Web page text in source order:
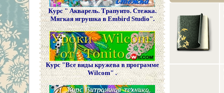
Курс " Акварель. Трапунто. Стежка.
Мягкая игрушка в Embird Studio".
Курс "Все виды кружева в программе
Wilcom" .